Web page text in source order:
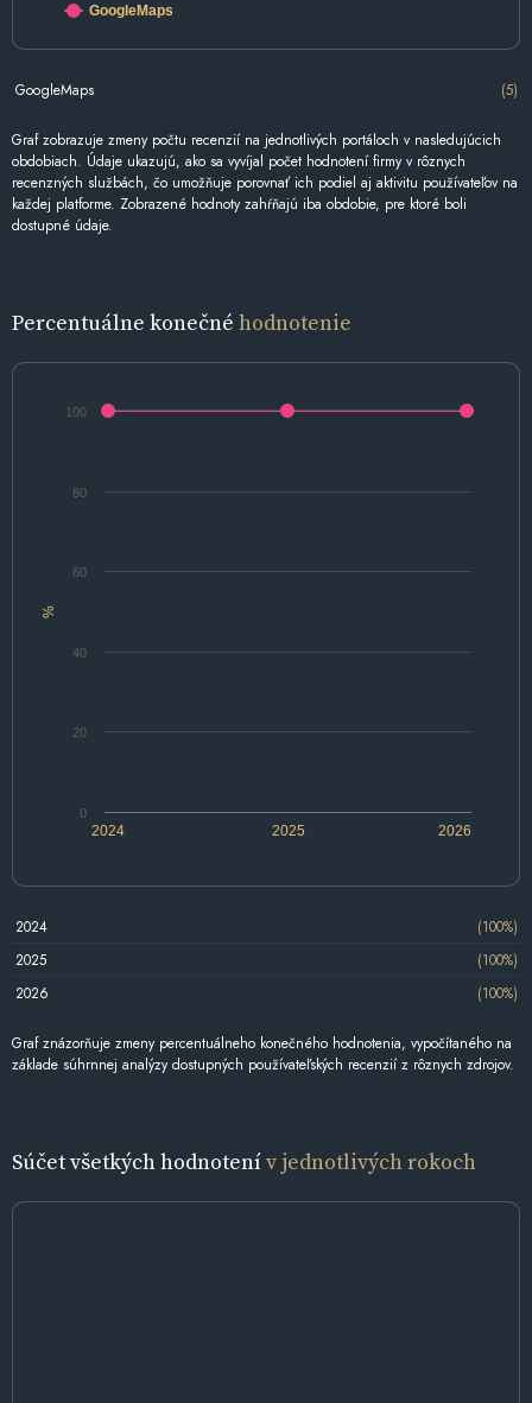
GoogleMaps
GoogleMaps (5)
Graf zobrazuje zmeny počtu recenzií na jednotlivých portáloch v nasledujúcich
obdobiach. Údaje ukazujú, ako sa vyvíjal počet hodnotení firmy v rôznych
recenzných službách, čo umožňuje porovnať ich podiel aj aktivitu používateľov na
každej platforme. Zobrazené hodnoty zahŕňajú iba obdobie, pre ktoré boli
dostupné údaje.
Percentuálne konečné hodnotenie
%
2024 2025 2026
0
20
40
60
80
100
2024
(100%)
2025
(100%)
2026
(100%)
Graf znázorňuje zmeny percentuálneho konečného hodnotenia, vypočítaného na
základe súhrnnej analýzy dostupných používateľských recenzií z rôznych zdrojov.
Súčet všetkých hodnotenív jednotlivých rokoch